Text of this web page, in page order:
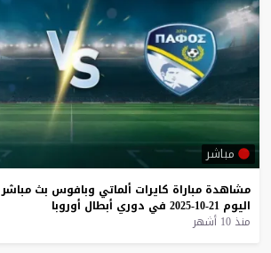
مباشر
مشاهدة مباراة كايرات ألماتي وبافوس بث مباشر
اليوم 21-10-2025 في دوري أبطال أوروبا
منذ 10 أشهر